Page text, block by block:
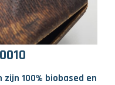
100% biobased en